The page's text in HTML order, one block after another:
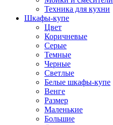
Техника для кухни
Шкафы-купе
Цвет
Коричневые
Серые
Темные
Черные
Светлые
Белые шкафы-купе
Венге
Размер
Маленькие
Большие